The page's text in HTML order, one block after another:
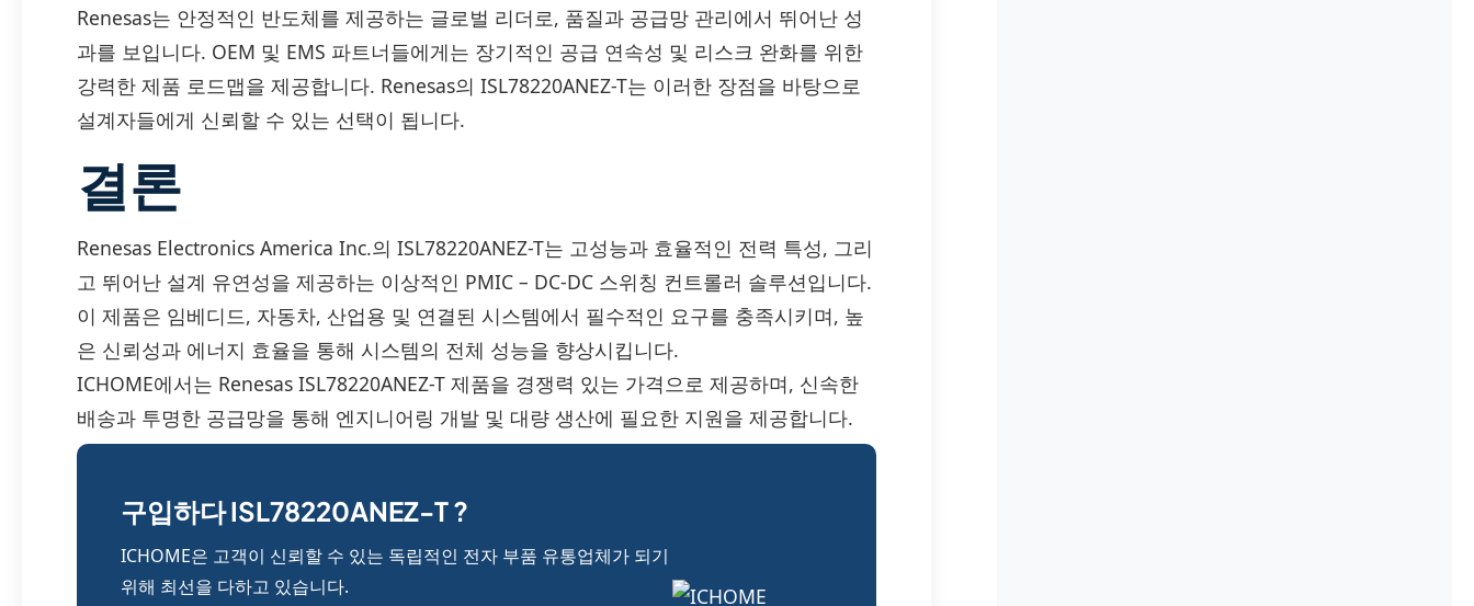
Renesas는 안정적인 반도체를 제공하는 글로벌 리더로, 품질과 공급망 관리에서 뛰어난 성
과를 보입니다. OEM 및 EMS 파트너들에게는 장기적인 공급 연속성 및 리스크 완화를 위한
강력한 제품 로드맵을 제공합니다. Renesas의 ISL78220ANEZ-T는 이러한 장점을 바탕으로
설계자들에게 신뢰할 수 있는 선택이 됩니다.
결론
Renesas Electronics America Inc.의 ISL78220ANEZ-T는 고성능과 효율적인 전력 특성, 그리
고 뛰어난 설계 유연성을 제공하는 이상적인 PMIC – DC-DC 스위칭 컨트롤러 솔루션입니다.
이 제품은 임베디드, 자동차, 산업용 및 연결된 시스템에서 필수적인 요구를 충족시키며, 높
은 신뢰성과 에너지 효율을 통해 시스템의 전체 성능을 향상시킵니다.
ICHOME에서는 Renesas ISL78220ANEZ-T 제품을 경쟁력 있는 가격으로 제공하며, 신속한
배송과 투명한 공급망을 통해 엔지니어링 개발 및 대량 생산에 필요한 지원을 제공합니다.
구입하다 ISL78220ANEZ-T ?
ICHOME은 고객이 신뢰할 수 있는 독립적인 전자 부품 유통업체가 되기
위해 최선을 다하고 있습니다.